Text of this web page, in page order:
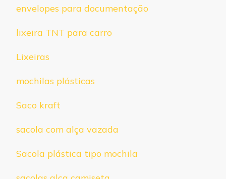
envelopes para documentação
lixeira TNT para carro
Lixeiras
mochilas plásticas
Saco kraft
sacola com alça vazada
Sacola plástica tipo mochila